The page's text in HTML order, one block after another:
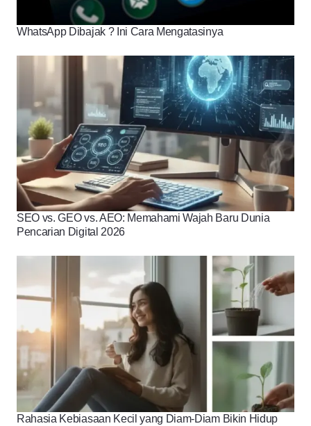
WhatsApp Dibajak ? Ini Cara Mengatasinya
SEO vs. GEO vs. AEO: Memahami Wajah Baru Dunia
Pencarian Digital 2026
Rahasia Kebiasaan Kecil yang Diam-Diam Bikin Hidup